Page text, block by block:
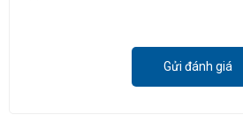
Gửi đánh giá